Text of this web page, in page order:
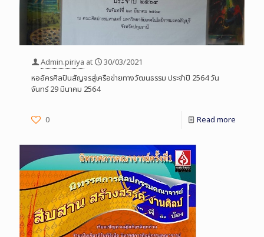
Admin.piriya at
30/03/2021
หออัครศิลปินสัญจรสู่เครือข่ายทางวัฒนธรรม ประจำปี 2564 วัน
จันทร์ 29 มีนาคม 2564
0 Read more